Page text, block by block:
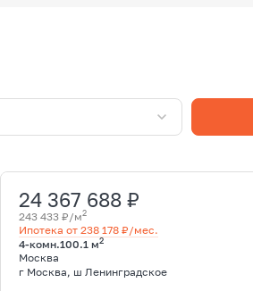
24 367 688 ₽
243 433 ₽/м2
Ипотека от 238 178 ₽/мес.
4-комн.100.1 м2
Москва
г Москва, ш Ленинградское